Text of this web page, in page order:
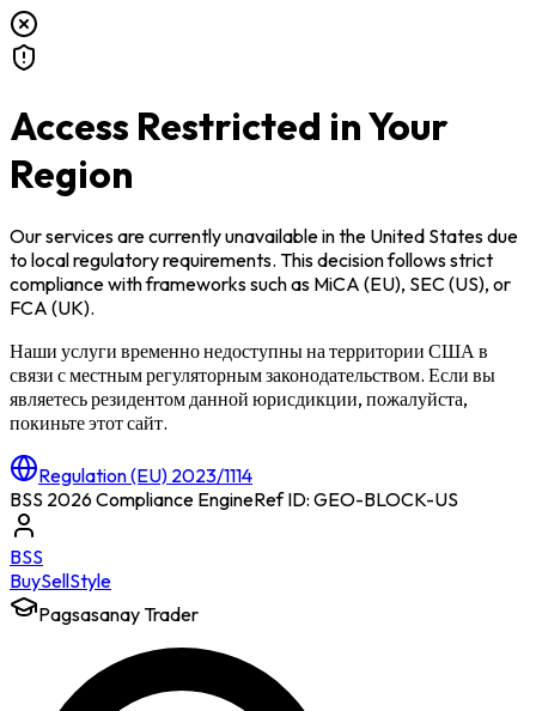
Access Restricted in Your
Region
Our services are currently unavailable inthe United Statesdue
to local regulatory requirements. This decision follows strict
compliance with frameworks such as MiCA (EU), SEC (US), or
FCA (UK).
Наши услуги временно недоступны на территории США в
связи с местным регуляторным законодательством. Если вы
являетесь резидентом данной юрисдикции, пожалуйста,
покиньте этот сайт.
Regulation (EU) 2023/1114
BSS 2026 Compliance EngineRef ID: GEO-BLOCK-US
BSS
BuySellStyle
Pagsasanay Trader